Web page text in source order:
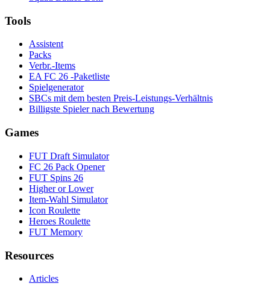
Tools
Assistent
Packs
Verbr.-Items
EA FC 26 -Paketliste
Spielgenerator
SBCs mit dem besten Preis-Leistungs-Verhältnis
Billigste Spieler nach Bewertung
Games
FUT Draft Simulator
FC 26 Pack Opener
FUT Spins 26
Higher or Lower
Item-Wahl Simulator
Icon Roulette
Heroes Roulette
FUT Memory
Resources
Articles